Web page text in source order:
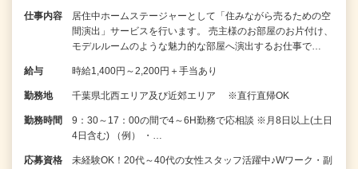
仕事内容
居住中ホームステージャーとして「住みながら売るための空
間演出」サービスを行います。 売主様のお部屋のお片付け、
モデルルームのような魅力的な部屋へ演出するお仕事で…
給与 時給1,400円～2,200円＋手当あり
勤務地 千葉県北西エリア及び近郊エリア ※直行直帰OK
勤務時間
9：30～17：00の間で4～6H勤務で応相談 ※月8日以上(土日
4日含む) （例） ・…
応募資格
未経験OK！20代～40代の女性スタッフ活躍中♪Wワーク・副